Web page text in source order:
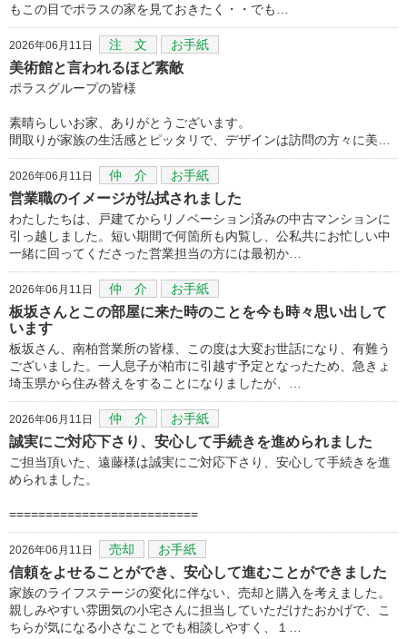
もこの目でポラスの家を見ておきたく・・でも…
2026年06月11日 注 文 お手紙
美術館と言われるほど素敵
ポラスグループの皆様
素晴らしいお家、ありがとうございます。
間取りが家族の生活感とピッタリで、デザインは訪問の方々に美…
2026年06月11日 仲 介 お手紙
営業職のイメージが払拭されました
わたしたちは、戸建てからリノベーション済みの中古マンションに
引っ越しました。短い期間で何箇所も内覧し、公私共にお忙しい中
一緒に回ってくださった営業担当の方には最初か…
2026年06月11日 仲 介 お手紙
板坂さんとこの部屋に来た時のことを今も時々思い出して
います
板坂さん、南柏営業所の皆様、この度は大変お世話になり、有難う
ございました。一人息子が柏市に引越す予定となったため、急きょ
埼玉県から住み替えをすることになりましたが、…
2026年06月11日 仲 介 お手紙
誠実にご対応下さり、安心して手続きを進められました
ご担当頂いた、遠藤様は誠実にご対応下さり、安心して手続きを進
められました。
==========================
2026年06月11日 売却 お手紙
信頼をよせることができ、安心して進むことができました
家族のライフステージの変化に伴ない、売却と購入を考えました。
親しみやすい雰囲気の小宅さんに担当していただけたおかげで、こ
ちらが気になる小さなことでも相談しやすく、１…